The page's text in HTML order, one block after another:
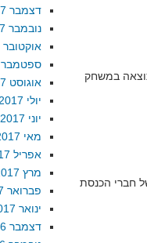
במשחק
חברי הכנסת
דצמבר 2017
נובמבר 2017
אוקטובר 2017
ספטמבר 2017
אוגוסט 2017
יולי 2017
יוני 2017
מאי 2017
אפריל 2017
מרץ 2017
פברואר 2017
ינואר 2017
דצמבר 2016